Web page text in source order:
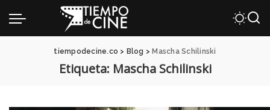
tiempodecine.co > Blog > Mascha Schilinski
Etiqueta: Mascha Schilinski